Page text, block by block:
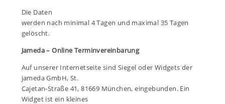
Die Daten
werden nach minimal 4 Tagen und maximal 35 Tagen
gelöscht.
Jameda– Online Terminvereinbarung
Auf unserer Internetseite sind Siegel oder Widgets der
jameda GmbH, St.
Cajetan-Straße 41, 81669 München, eingebunden. Ein
Widget ist ein kleines